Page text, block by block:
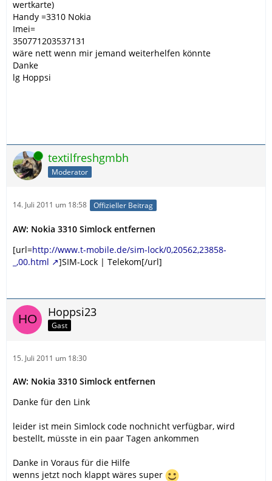
wertkarte)
Handy =3310 Nokia
Imei=
350771203537131
wäre nett wenn mir jemand weiterhelfen könnte
Danke
lg Hoppsi
Online textilfreshgmbh
Moderator
14. Juli 2011 um 18:58 Offizieller Beitrag
AW: Nokia 3310 Simlock entfernen
[url=http://www.t-mobile.de/sim-lock/0,20562,23858-
_,00.html
]SIM-Lock | Telekom[/url]
Hoppsi23
Gast
15. Juli 2011 um 18:30
AW: Nokia 3310 Simlock entfernen
Danke für den Link
leider ist mein Simlock code nochnicht verfügbar, wird
bestellt, müsste in ein paar Tagen ankommen
Danke in Voraus für die Hilfe
wenns jetzt noch klappt wäres super